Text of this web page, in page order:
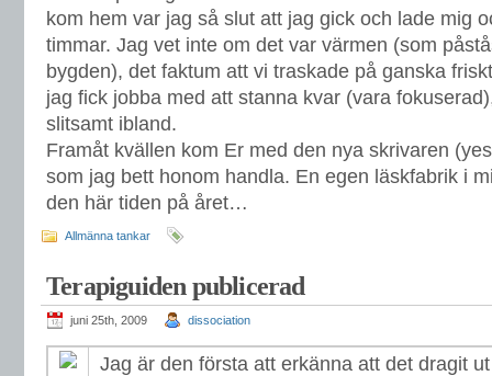
kom hem var jag så slut att jag gick och lade mig
timmar. Jag vet inte om det var värmen (som
bygden), det faktum att vi traskade på ganska
jag fick jobba med att stanna kvar (vara
slitsamt ibland.
Framåt kvällen kom Er med den nya skrivaren
som jag bett honom handla. En egen läskfabrik i
den här tiden på året…
Allmänna tankar
Terapiguiden publicerad
juni 25th, 2009 dissociation
Jag är den första att erkänna att det dragit